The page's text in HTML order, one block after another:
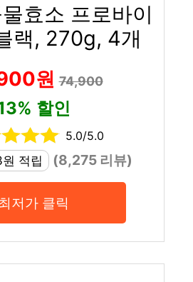
효소 프로바이
랙, 270g, 4개
원74,900
할인
5.0/5.0
적립
(8,275 리뷰)
저가 클릭